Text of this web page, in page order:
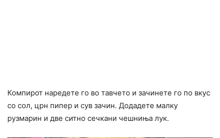
Компирот наредете го во тавчето и зачинете го по вкус
со сол, црн пипер и сув зачин. Додадете малку
рузмарин и две ситно сечкани чешниња лук.